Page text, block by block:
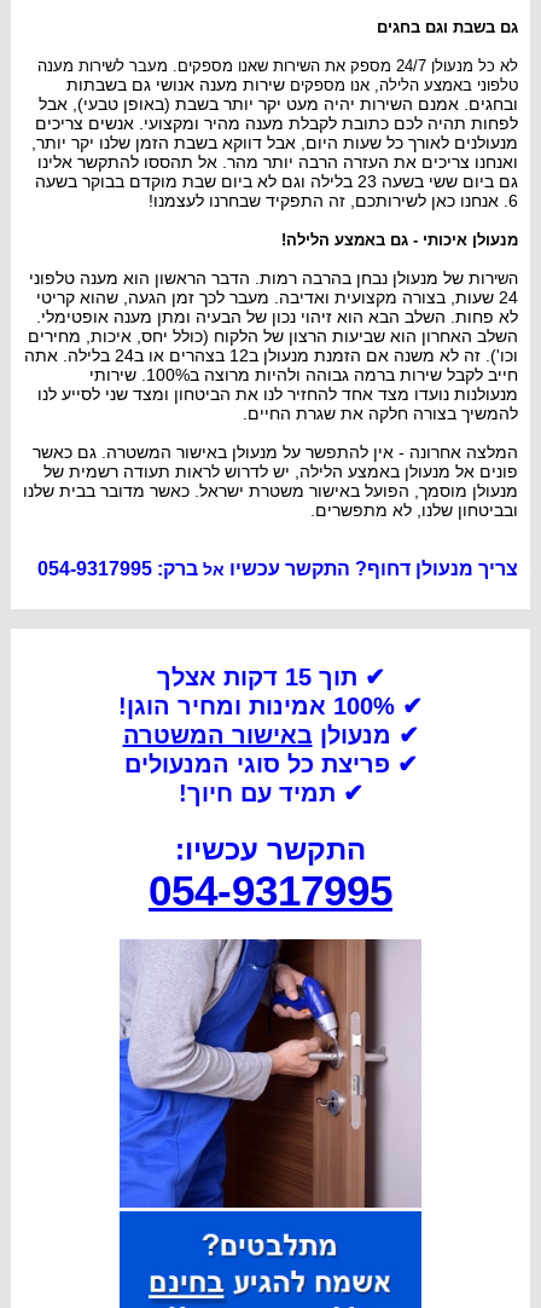
גם בשבת וגם בחגים
לא כל מנעולן 24/7 מספק את השירות שאנו מספקים. מעבר לשירות מענה
טלפוני באמצע הלילה, אנו מספקים שירות מענה אנושי גם בשבתות
ובחגים. אמנם השירות יהיה מעט יקר יותר בשבת (באופן טבעי), אבל
לפחות תהיה לכם כתובת לקבלת מענה מהיר ומקצועי. אנשים צריכים
מנעולנים לאורך כל שעות היום, אבל דווקא בשבת הזמן שלנו יקר יותר,
ואנחנו צריכים את העזרה הרבה יותר מהר. אל תהססו להתקשר אלינו
גם ביום ששי בשעה 23 בלילה וגם לא ביום שבת מוקדם בבוקר בשעה
6. אנחנו כאן לשירות
כם , זה התפקיד שבחרנו לעצמנו!
מנעולן איכותי - גם באמצע הלילה!
השירות של מנעולן נבחן בהרבה רמות. הדבר הראשון הוא מענה טלפוני
24 שעות, בצורה מקצועית ואדיבה. מעבר לכך זמן הג
עה, שהוא קריטי
לא פחות. השלב הבא הוא זיהוי נכון של הבעיה ומתן מענה אופטימלי.
השלב האחרון הוא שביעות הרצון של הלקוח (כולל יחס, איכות, מחירים
וכו'). זה לא משנה אם הזמנת מנעולן ב12 בצהרים או ב24 בלילה. אתה
חייב לקבל שירות ברמה גבוהה ולהיות מרוצה ב100%.
שירותי
מנעולנות נועדו מצד אחד להחזיר לנו את הביטחון ומצד שני לסייע לנו
להמשיך בצורה חלקה את שגרת החיים.
המלצה אחרונה - אין להתפשר על מנעולן באישור המשטרה. גם כאשר
פונים אל מנעולן באמצע הלילה, יש לדרוש לראות תעודה רשמית של
מנעולן מוסמך, הפועל באישור משטרת ישראל. כאשר מדובר בבית שלנו
ובביטחון שלנו, לא מתפשרים.
צריך מנעולן דחוף? התקשר עכשיו אל ברק: 054-9317995
✔ תוך 15 דקות אצלך
✔ 100% אמינות ומחיר הוגן!
✔ מנעולןבאישור המשטרה
✔ פריצת כל סוגי המנעולים
✔ תמיד עם חיוך!
התקשר עכשיו:
054-9317995